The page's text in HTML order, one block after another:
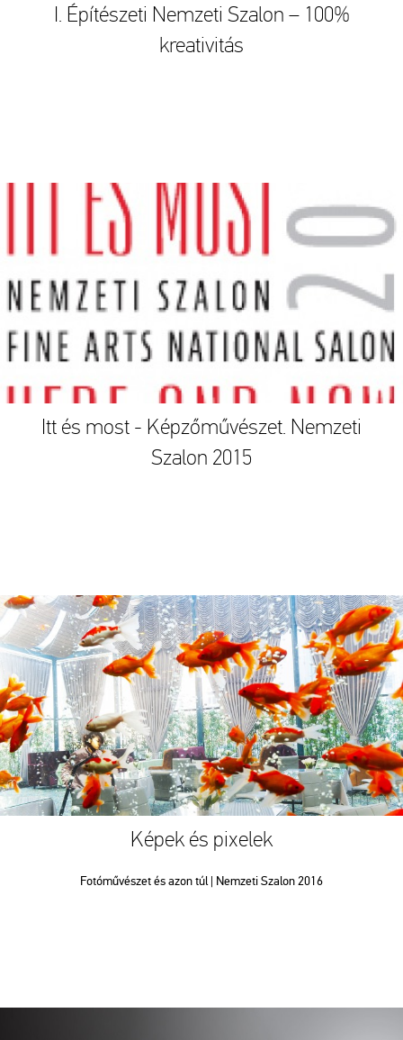
I. Építészeti Nemzeti Szalon – 100%
kreativitás
Itt és most - Képzőművészet. Nemzeti
Szalon 2015
Képek és pixelek
Fotóművészet és azon túl | Nemzeti Szalon 2016